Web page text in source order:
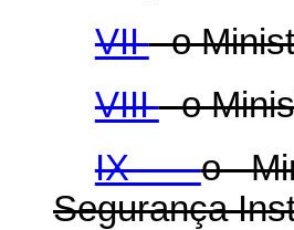
VII- o
VIII- o
IX -o
Segurança